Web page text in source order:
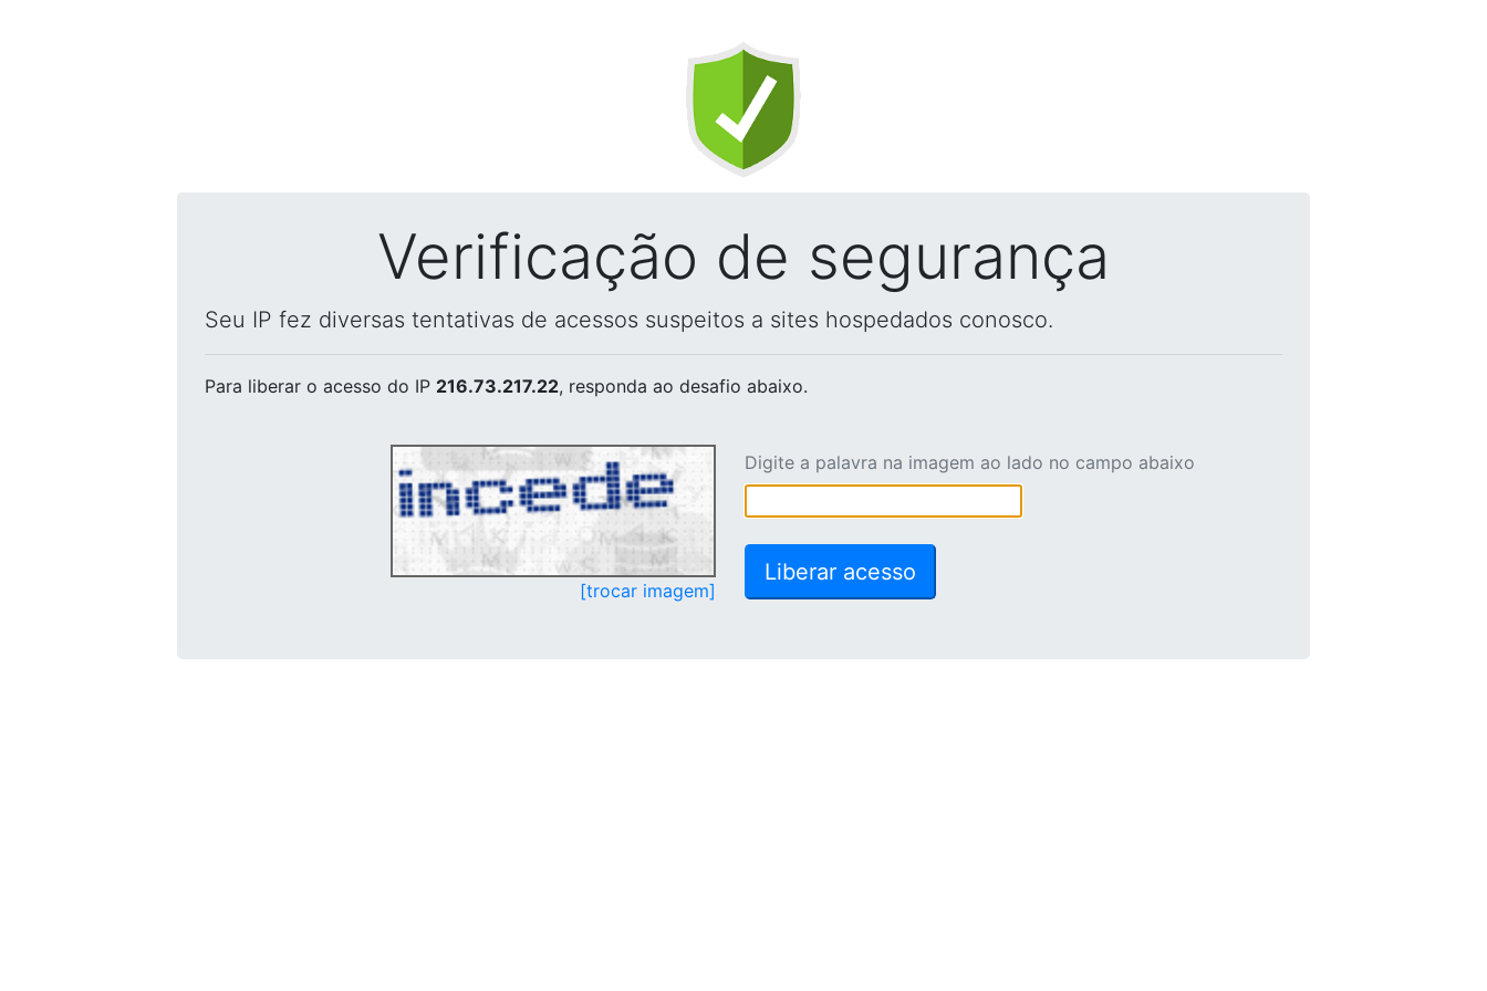
Verificação de segurança
Seu IP fez diversas tentativas de acessos suspeitos a sites hospedados conosco.
Para liberar o acesso do IP 216.73.217.22, responda ao desafio abaixo.
[trocar imagem]
Digite a palavra na imagem ao lado no campo abaixo